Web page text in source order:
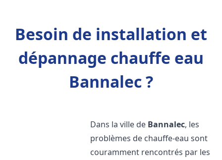
Besoin de installation et
dépannage chauffe eau
Bannalec ?
Dans la ville de Bannalec, les
problèmes de chauffe-eau sont
couramment rencontrés par les